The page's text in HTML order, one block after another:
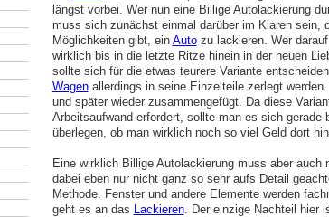
längst vorbei. Wer nun eine Billige Autolackierung
muss sich zunächst einmal darüber im Klaren sein,
Möglichkeiten gibt, ein Autozu lackieren. Wer
wirklich bis in die letzte Ritze hinein in der neuen
sollte sich für die etwas teurere Variante
Wagenallerdings in seine Einzelteile zerlegt
und später wieder zusammengefügt. Da diese
Arbeitsaufwand erfordert, sollte man es sich gerade
überlegen, ob man wirklich noch so viel Geld dort
Eine wirklich Billige Autolackierung muss aber
dabei eben nur nicht ganz so sehr aufs Detail
Methode. Fenster und andere Elemente werden
geht es an das Lackieren. Der einzige Nachteil hier